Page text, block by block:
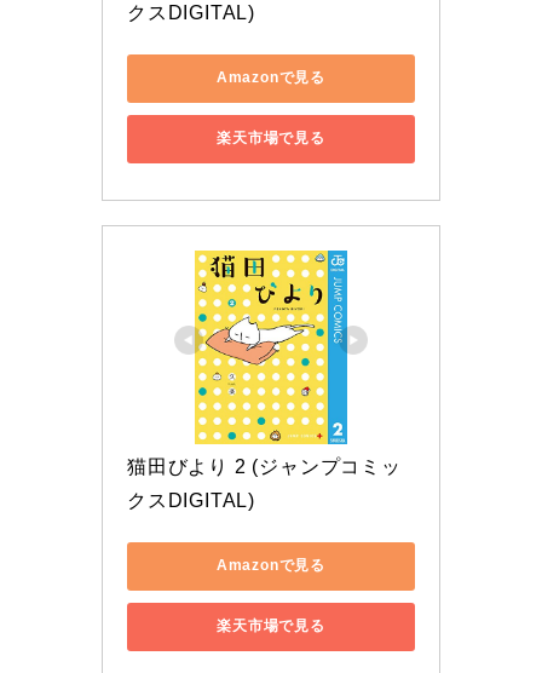
クスDIGITAL)
Amazonで見る
楽天市場で見る
猫田びより 2 (ジャンプコミッ
クスDIGITAL)
Amazonで見る
楽天市場で見る